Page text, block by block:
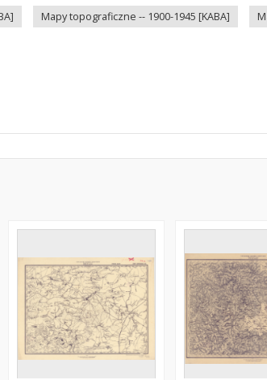
Mapy topograficzne -- 1900-1945 [KABA]